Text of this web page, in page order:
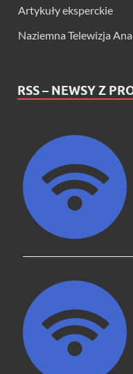
Artykuły eksperckie
Naziemna Telewizja
RSS – NEWSY Z